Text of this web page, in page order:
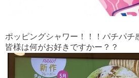
ポッピングシャワー！！！パチパチ
皆様は何がお好きですかー？？